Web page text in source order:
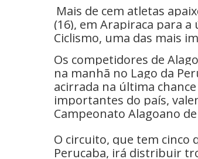
Mais de cem atletas
(16), em Arapiraca para
Ciclismo, uma das mais
Os competidores de
na manhã no Lago da
acirrada na última
importantes do país,
Campeonato Alagoano
O circuito, que tem cinco
Perucaba, irá distribuir